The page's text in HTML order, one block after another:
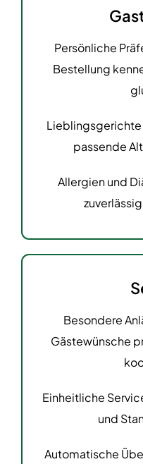
Persönliche
Bestellung
passende
Allergien und
Besondere
Gästewünsche
Einheitliche
und
Automatische